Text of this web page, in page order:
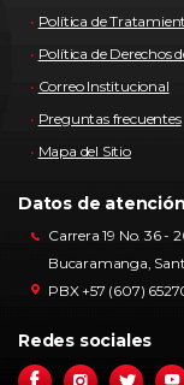
Política de
Política de Derechos
Correo Institucional
Preguntas frecuentes
Mapa del Sitio
Datos de
Carrera 19 No. 36 -
Bucaramanga,
PBX +57 (607)
Redes sociales